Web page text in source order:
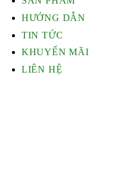
HƯỚNG DẪN
TIN TỨC
KHUYẾN MÃI
LIÊN HỆ